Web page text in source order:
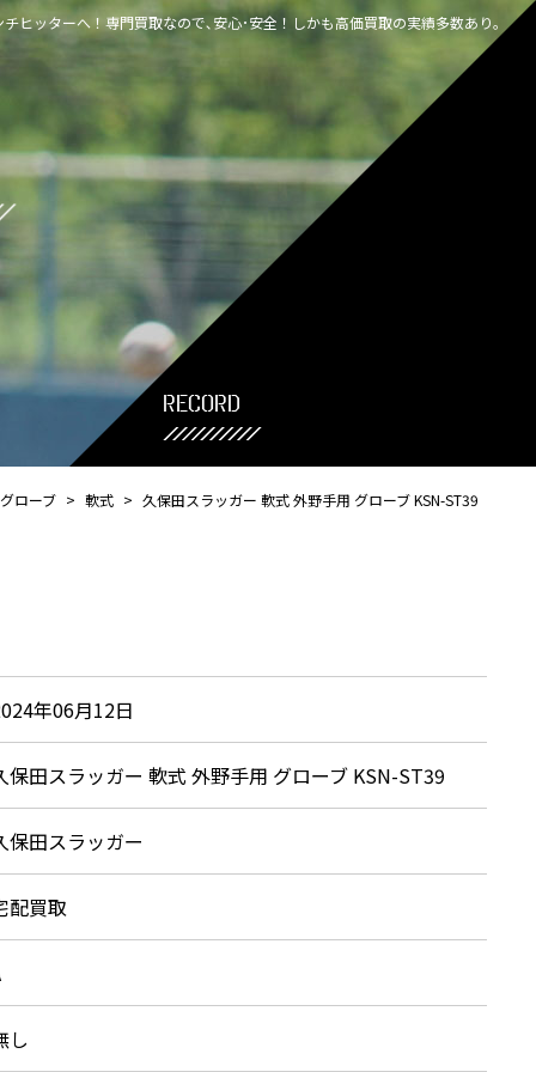
ヒッターへ！専門買取なので､安心･安全！しかも高価買取の実績多数あり｡
record
グローブ > 軟式 > 久保田スラッガー 軟式 外野手用 グローブ KSN-ST39
年06月12日
保田スラッガー 軟式 外野手用 グローブ KSN-ST39
保田スラッガー
配買取
し